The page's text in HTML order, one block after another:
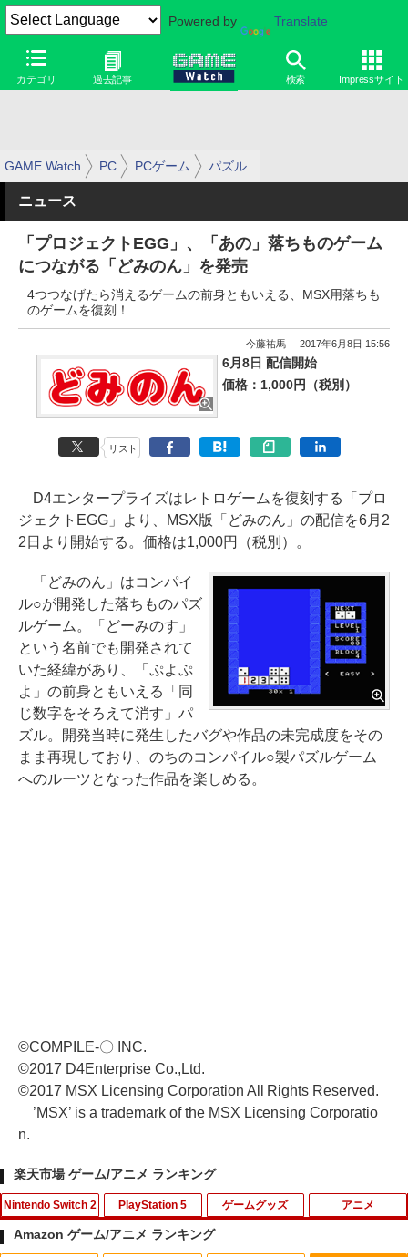
Powered by Translate
カテゴリ 過去記事 検索 Impressサイト
GAME Watch PC PCゲーム パズル
ニュース
「プロジェクトEGG」、「あの」落ちものゲーム
につながる「どみのん」を発売
4つつなげたら消えるゲームの前身ともいえる、MSX用落ちも
のゲームを復刻！
今藤祐馬 2017年6月8日 15:56
6月8日 配信開始
価格：1,000円（税別）
リスト
D4エンタープライズはレトロゲームを復刻する「プロ
ジェクトEGG」より、MSX版「どみのん」の配信を6月2
2日より開始する。価格は1,000円（税別）。
「どみのん」はコンパイ
ル○が開発した落ちものパズ
ルゲーム。「どーみのす」
という名前でも開発されて
いた経緯があり、「ぷよぷ
よ」の前身ともいえる「同
じ数字をそろえて消す」パ
ズル。開発当時に発生したバグや作品の未完成度をその
まま再現しており、のちのコンパイル○製パズルゲーム
へのルーツとなった作品を楽しめる。
©COMPILE-〇 INC.
©2017 D4Enterprise Co.,Ltd.
©2017 MSX Licensing Corporation All Rights Reserved.
’MSX’ is a trademark of the MSX Licensing Corporatio
n.
楽天市場 ゲーム/アニメ ランキング
Nintendo Switch 2 PlayStation 5 ゲームグッズ アニメ
Amazon ゲーム/アニメ ランキング